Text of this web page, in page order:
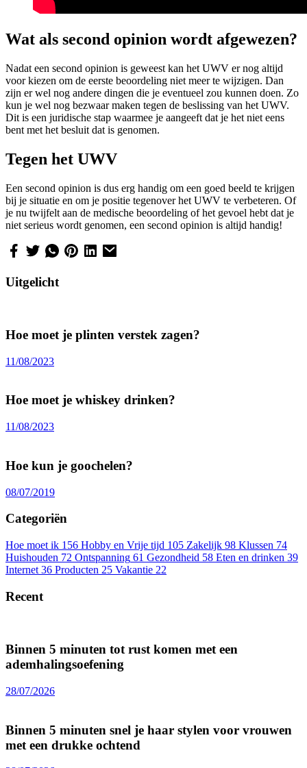
Wat als second opinion wordt afgewezen?
Nadat een second opinion is geweest kan het UWV er nog altijd
voor kiezen om de eerste beoordeling niet meer te wijzigen. Dan
zijn er wel nog andere dingen die je eventueel zou kunnen doen. Zo
kun je wel nog bezwaar maken tegen de beslissing van het UWV.
Dit is een juridische stap waarmee je aangeeft dat je het niet eens
bent met het besluit dat is genomen.
Tegen het UWV
Een second opinion is dus erg handig om een goed beeld te krijgen
bij je situatie en om je positie tegenover het UWV te verbeteren. Of
je nu twijfelt aan de medische beoordeling of het gevoel hebt dat je
niet serieus wordt genomen, een second opinion is altijd handig!
Uitgelicht
Hoe moet je plinten verstek zagen?
11/08/2023
Hoe moet je whiskey drinken?
11/08/2023
Hoe kun je goochelen?
08/07/2019
Categoriën
Hoe moet ik 156 Hobby en Vrije tijd 105 Zakelijk 98 Klussen 74
Huishouden 72 Ontspanning 61 Gezondheid 58 Eten en drinken 39
Internet 36 Producten 25 Vakantie 22
Recent
Binnen 5 minuten tot rust komen met een
ademhalingsoefening
28/07/2026
Binnen 5 minuten snel je haar stylen voor vrouwen
met een drukke ochtend